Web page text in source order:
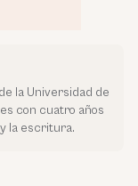
la Universidad de
con cuatro años
la escritura.